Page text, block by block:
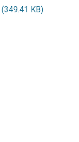
(349.41 KB)